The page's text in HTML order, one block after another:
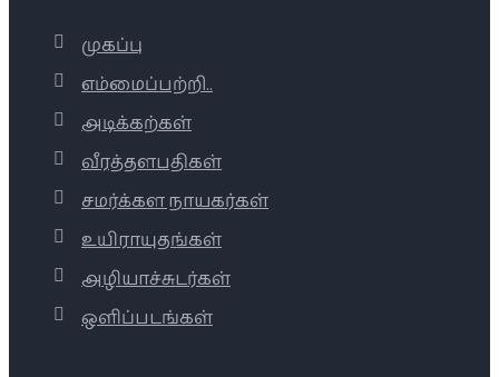
முகப்பு
எம்மைப்பற்றி..
அடிக்கற்கள்
வீரத்தளபதிகள்
சமர்க்கள நாயகர்கள்
உயிராயுதங்கள்
அழியாச்சுடர்கள்
ஒளிப்படங்கள்